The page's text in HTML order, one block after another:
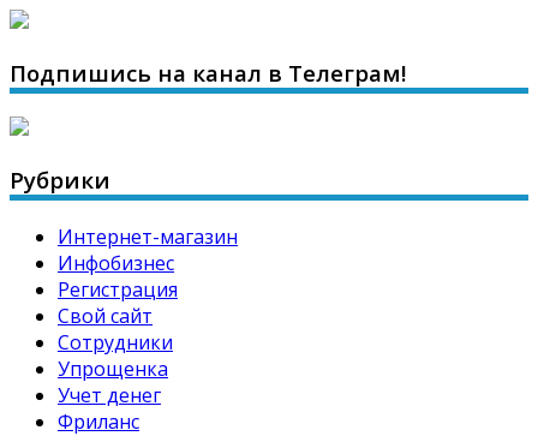
Подпишись на канал в Телеграм!
Рубрики
Интернет-магазин
Инфобизнес
Регистрация
Свой сайт
Сотрудники
Упрощенка
Учет денег
Фриланс